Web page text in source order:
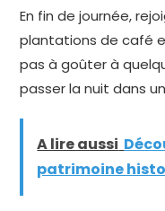
En fin de journée,
plantations de café
pas à goûter à
passer la nuit dans
A lire aussi
patrimoine